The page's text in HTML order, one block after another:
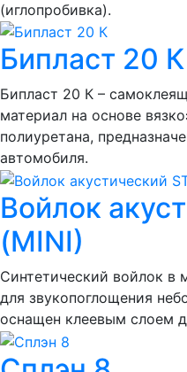
(иглопробивка).
Бипласт 20 К
Бипласт 20 К –
материал на основе
полиуретана,
автомобиля.
Войлок
(MINI)
Синтетический войлок в
для звукопоглощения
оснащен клеевым слоем